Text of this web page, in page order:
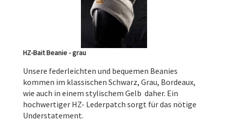
HZ-Bait Beanie - grau
Unsere federleichten und bequemen Beanies
kommen im klassischen Schwarz, Grau, Bordeaux,
wie auch in einem stylischem Gelb daher. Ein
hochwertiger HZ- Lederpatch sorgt für das nötige
Understatement.